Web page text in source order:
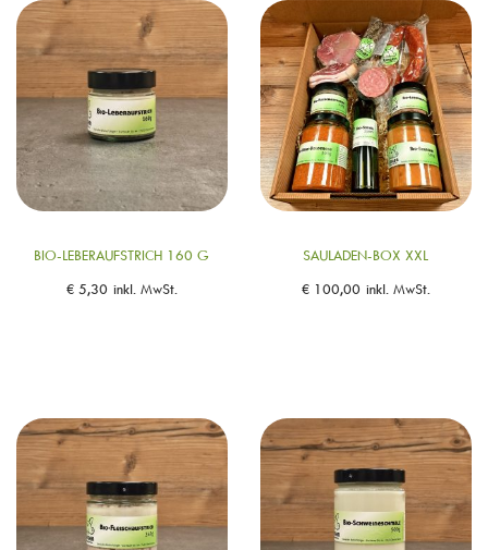
BIO-LEBERAUFSTRICH 160 G
€5,30 inkl. MwSt.
SAULADEN-BOX XXL
€100,00 inkl. MwSt.